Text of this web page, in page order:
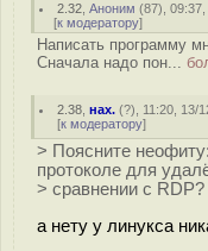
2.32 ,Аноним (87),
[к модератору]
Написать программу
Сначала надо пон...
2.38 ,нах. (?), 11:20, 13/
[к модератору]
> Поясните
протоколе для
> сравнении с RDP?
а нету у линукса